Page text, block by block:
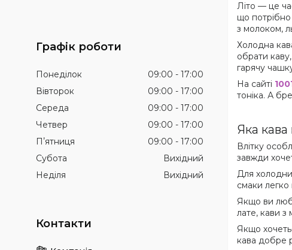
Літо — це
що
з молоком,
Холодна
обрати
гарячу
На сайті
тоніка. А
Яка
Влітку
завжди
Для
смаки
Якщо ви
лате, кави
Якщо
кава добре
Графік роботи
Понеділок 09:00
17:00
Вівторок
09:00
17:00
Середа
09:00
17:00
Четвер
09:00
17:00
Пʼятниця
09:00
17:00
Субота
Вихідний
Неділя
Вихідний